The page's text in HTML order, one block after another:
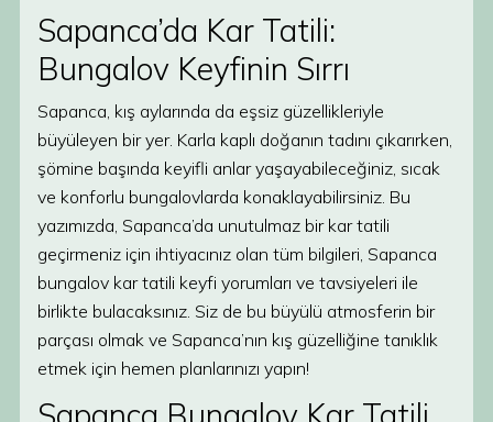
Sapanca’da Kar Tatili:
Bungalov Keyfinin Sırrı
Sapanca, kış aylarında da eşsiz güzellikleriyle
büyüleyen bir yer. Karla kaplı doğanın tadını çıkarırken,
şömine başında keyifli anlar yaşayabileceğiniz, sıcak
ve konforlu bungalovlarda konaklayabilirsiniz. Bu
yazımızda, Sapanca’da unutulmaz bir kar tatili
geçirmeniz için ihtiyacınız olan tüm bilgileri, Sapanca
bungalov kar tatili keyfi yorumları ve tavsiyeleri ile
birlikte bulacaksınız. Siz de bu büyülü atmosferin bir
parçası olmak ve Sapanca’nın kış güzelliğine tanıklık
etmek için hemen planlarınızı yapın!